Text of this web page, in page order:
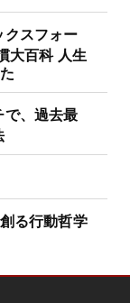
クスフォー
大百科 人生
、過去最
る行動哲学